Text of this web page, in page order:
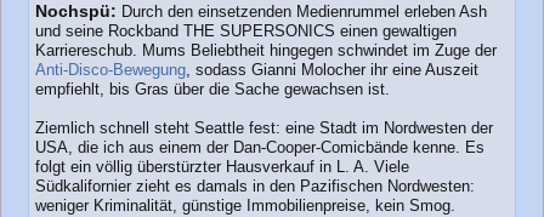
Nochspü: Durch den einsetzenden Medienrummel erleben Ash
und seine Rockband THE SUPERSONICS einen gewaltigen
Karriereschub. Mums Beliebtheit hingegen schwindet im Zuge der
Anti-Disco-Bewegung, sodass Gianni Molocher ihr eine Auszeit
empfiehlt, bis Gras über die Sache gewachsen ist.
Ziemlich schnell steht Seattle fest: eine Stadt im Nordwesten der
USA, die ich aus einem der Dan-Cooper-Comicbände kenne. Es
folgt ein völlig überstürzter Hausverkauf in L. A. Viele
Südkalifornier zieht es damals in den Pazifischen Nordwesten:
weniger Kriminalität, günstige Immobilienpreise, kein Smog.